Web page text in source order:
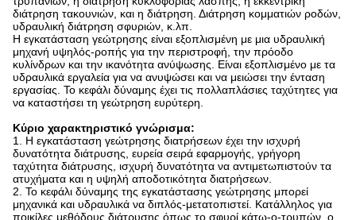
διάτρηση τακουνιών, και η διάτρηση. Διάτρηση κομματιών ροδών,
υδραυλική διάτρηση σφυριών, κ.λπ.
Η εγκατάσταση γεώτρησης είναι εξοπλισμένη με μια υδραυλική
μηχανή υψηλός-ροπής για την περιστροφή, την πρόοδο
κυλίνδρων και την ικανότητα ανύψωσης. Είναι εξοπλισμένο με τα
υδραυλικά εργαλεία για να ανυψώσει και να μειώσει την ένταση
εργασίας. Το κεφάλι δύναμης έχει τις πολλαπλάσιες ταχύτητες για
να καταστήσει τη γεώτρηση ευρύτερη.
Κύριο χαρακτηριστικό γνώρισμα:
1. Η εγκατάσταση γεώτρησης διατρήσεων έχει την ισχυρή
δυνατότητα διάτρυσης, ευρεία σειρά εφαρμογής, γρήγορη
ταχύτητα διάτρυσης, ισχυρή δυνατότητα να αντιμετωπιστούν τα
ατυχήματα και η υψηλή αποδοτικότητα διατρήσεων.
2. Το κεφάλι δύναμης της εγκατάστασης γεώτρησης μπορεί
μηχανικά και υδραυλικά να διπλός-μετατοπιστεί. Κατάλληλος για
ποικίλες μεθόδους διάτρυσης όπως το σφυρί κάτω-ο-τρυπών, ο